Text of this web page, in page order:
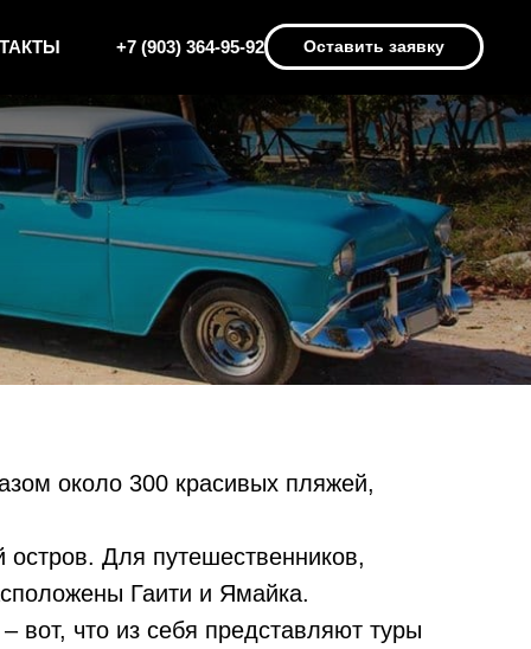
+7 (903) 364-95-92 Оставить заявку
около 300 красивых пляжей,
Для путешественников,
Гаити и Ямайка.
что из себя представляют туры